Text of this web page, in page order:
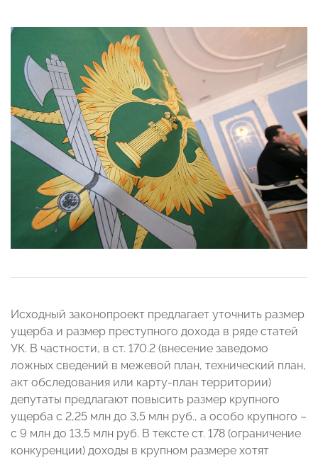
Исходный законопроект предлагает уточнить размер
ущерба и размер преступного дохода в ряде статей
УК. В частности, в ст. 170.2 (внесение заведомо
ложных сведений в межевой план, технический план,
акт обследования или карту-план территории)
депутаты предлагают повысить размер крупного
ущерба с 2,25 млн до 3,5 млн руб., а особо крупного –
с 9 млн до 13,5 млн руб. В тексте ст. 178 (ограничение
конкуренции) доходы в крупном размере хотят